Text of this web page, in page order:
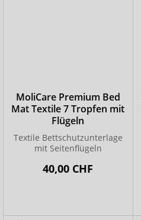
MoliCare Premium Bed
Mat Textile 7 Tropfen mit
Flügeln
Textile Bettschutzunterlage
mit Seitenflügeln
40,00 CHF